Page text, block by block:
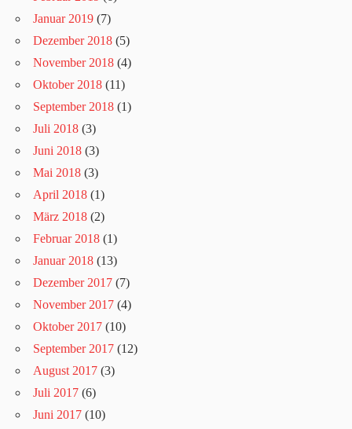
Januar 2019 (7)
Dezember 2018 (5)
November 2018 (4)
Oktober 2018 (11)
September 2018 (1)
Juli 2018 (3)
Juni 2018 (3)
Mai 2018 (3)
April 2018 (1)
März 2018 (2)
Februar 2018 (1)
Januar 2018 (13)
Dezember 2017 (7)
November 2017 (4)
Oktober 2017 (10)
September 2017 (12)
August 2017 (3)
Juli 2017 (6)
Juni 2017 (10)